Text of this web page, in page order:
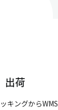
出荷
キングから